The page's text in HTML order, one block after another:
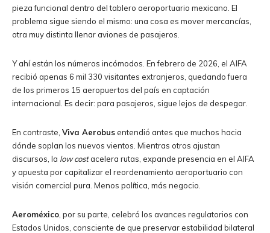
pieza funcional dentro del tablero aeroportuario mexicano. El
problema sigue siendo el mismo: una cosa es mover mercancías,
otra muy distinta llenar aviones de pasajeros.
Y ahí están los números incómodos. En febrero de 2026, el AIFA
recibió apenas 6 mil 330 visitantes extranjeros, quedando fuera
de los primeros 15 aeropuertos del país en captación
internacional. Es decir: para pasajeros, sigue lejos de despegar.
En contraste, Viva Aerobus entendió antes que muchos hacia
dónde soplan los nuevos vientos. Mientras otros ajustan
discursos, la low costacelera rutas, expande presencia en el AIFA
y apuesta por capitalizar el reordenamiento aeroportuario con
visión comercial pura. Menos política, más negocio.
Aeroméxico , por su parte, celebró los avances regulatorios con
Estados Unidos, consciente de que preservar estabilidad bilateral